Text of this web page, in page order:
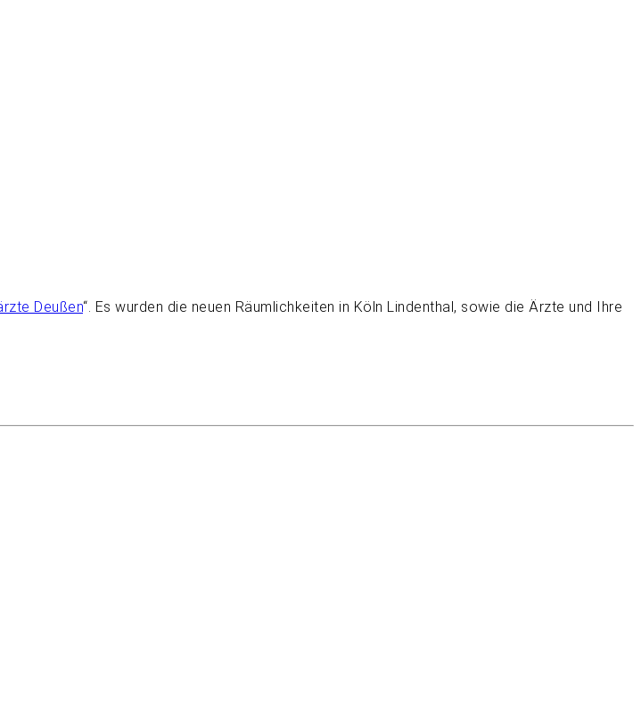
Deußen“. Es wurden die neuen Räumlichkeiten in Köln Lindenthal, sowie die Ärzte und Ihre